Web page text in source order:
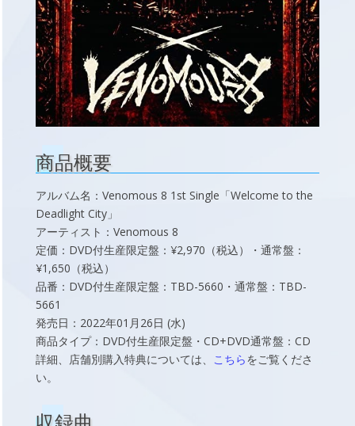
商品概要
アルバム名：Venomous 8 1st Single「Welcome to the
Deadlight City」
アーティスト：Venomous 8
定価：DVD付生産限定盤：¥2,970（税込）・通常盤：
¥1,650（税込）
品番：DVD付生産限定盤：TBD-5660・通常盤：TBD-
5661
発売日：2022年01月26日 (水)
商品タイプ：DVD付生産限定盤・CD+DVD通常盤：CD
詳細、店舗別購入特典については、
こちらをご覧くださ
い。